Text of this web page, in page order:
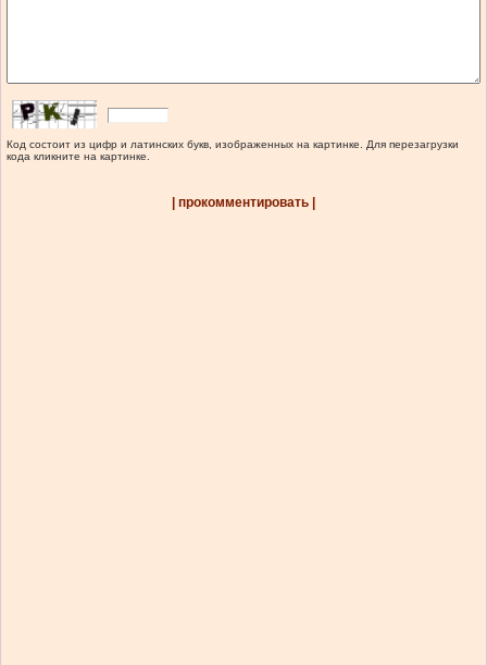
Код состоит из цифр и латинских букв, изображенных на картинке. Для перезагрузки
кода кликните на картинке.
| прокомментировать |